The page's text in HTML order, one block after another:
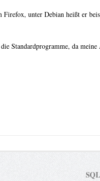
unter Debian heißt er
Standardprogramme, da